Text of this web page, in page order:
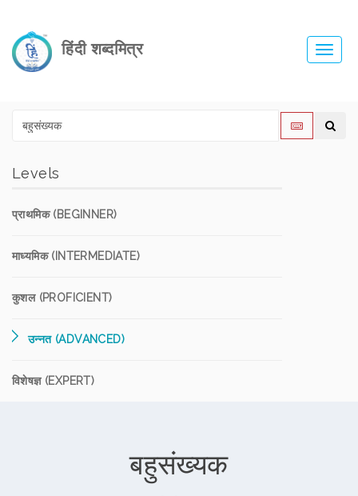
हिंदी शब्दमित्र
Levels
प्राथमिक (BEGINNER)
माध्यमिक (INTERMEDIATE)
कुशल (PROFICIENT)
उन्नत (ADVANCED)
विशेषज्ञ (EXPERT)
बहुसंख्यक